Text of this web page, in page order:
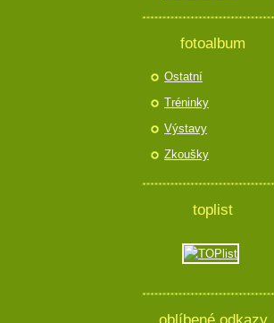
fotoalbum
Ostatní
Tréninky
Výstavy
Zkoušky
toplist
oblíbené odkazy